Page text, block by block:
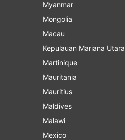
Myanmar
Mongolia
Macau
Kepulauan Mariana Utara
Martinique
Mauritania
Mauritius
Maldives
Malawi
Mexico